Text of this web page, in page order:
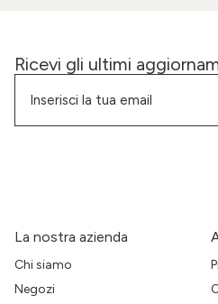
Ricevi gli ultimi
La nostra azienda
Chi siamo
Negozi